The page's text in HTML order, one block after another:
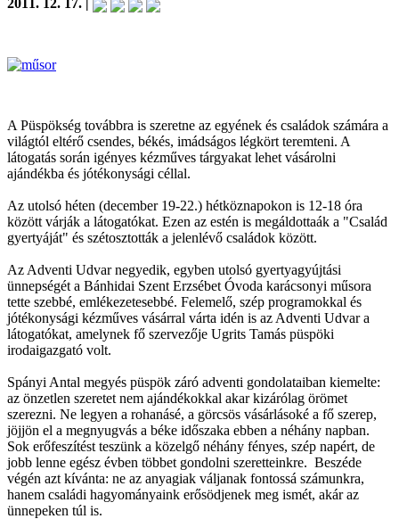
2011. 12. 17. |
A Püspökség továbbra is szeretne az egyének és családok számára a
világtól eltérő csendes, békés, imádságos légkört teremteni. A
látogatás során igényes kézműves tárgyakat lehet vásárolni
ajándékba és jótékonysági céllal.
Az utolsó héten (december 19-22.) hétköznapokon is 12-18 óra
között várják a látogatókat. Ezen az estén is megáldottaák a "Család
gyertyáját" és szétosztották a jelenlévő családok között.
Az Adventi Udvar negyedik, egyben utolsó gyertyagyújtási
ünnepségét a Bánhidai Szent Erzsébet Óvoda karácsonyi műsora
tette szebbé, emlékezetesebbé. Felemelő, szép programokkal és
jótékonysági kézműves vásárral várta idén is az Adventi Udvar a
látogatókat, amelynek fő szervezője Ugrits Tamás püspöki
irodaigazgató volt.
Spányi Antal megyés püspök záró adventi gondolataiban kiemelte:
az önzetlen szeretet nem ajándékokkal akar kizárólag örömet
szerezni. Ne legyen a rohanásé, a görcsös vásárlásoké a fő szerep,
jöjjön el a megnyugvás a béke időszaka ebben a néhány napban.
Sok erőfeszítést teszünk a közelgő néhány fényes, szép napért, de
jobb lenne egész évben többet gondolni szeretteinkre. Beszéde
végén azt kívánta: ne az anyagiak váljanak fontossá számunkra,
hanem családi hagyományaink erősödjenek meg ismét, akár az
ünnepeken túl is.